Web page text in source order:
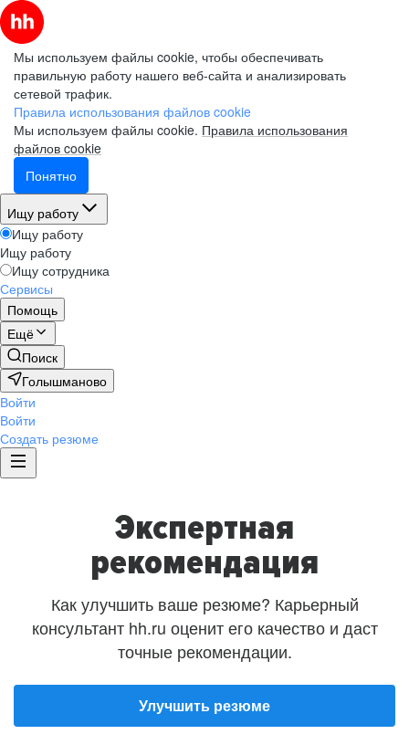
Мы используем файлы cookie, чтобы обеспечивать
правильную работу нашего веб-сайта и анализировать
сетевой трафик.
Правила использования файлов cookie
Мы используем файлы cookie. Правила использования
файлов cookie
Понятно
Ищу работу
Ищу работу
Ищу работу
Ищу сотрудника
Сервисы
Помощь
Ещё
Поиск
Голышманово
Войти
Войти
Создать резюме
Экспертная
рекомендация
Как улучшить ваше резюме? Карьерный
консультант hh.ru оценит его качество и даст
точные рекомендации.
Улучшить резюме